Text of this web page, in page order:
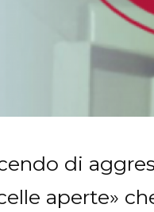
di
aperte»